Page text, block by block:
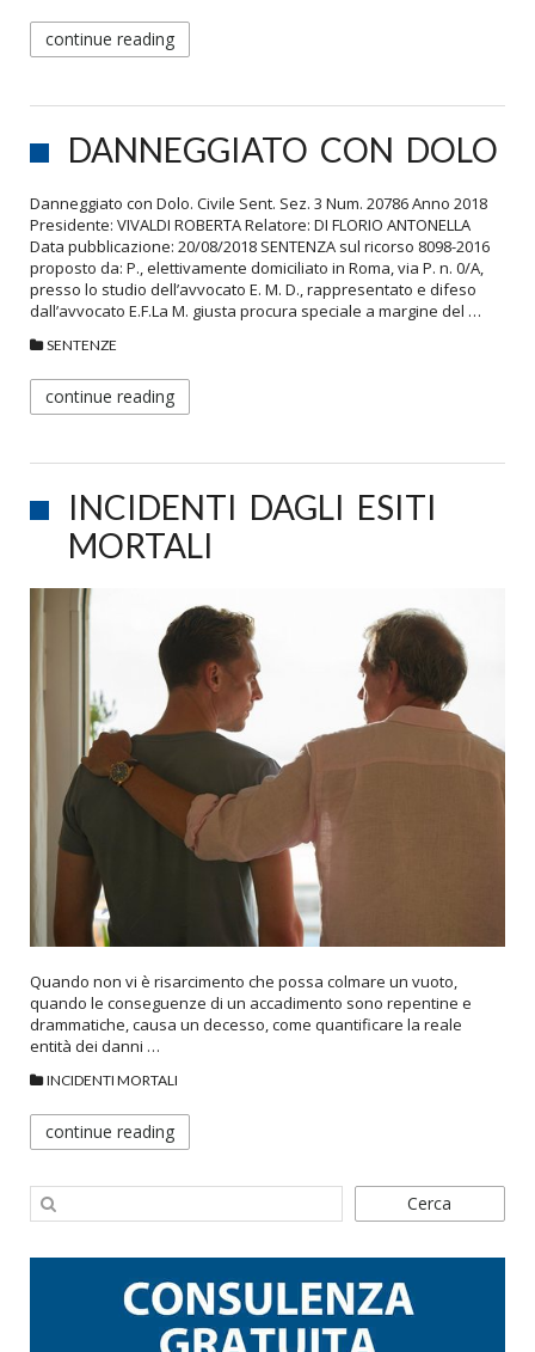
continue reading
DANNEGGIATO CON DOLO
Danneggiato con Dolo. Civile Sent. Sez. 3 Num. 20786 Anno 2018
Presidente: VIVALDI ROBERTA Relatore: DI FLORIO ANTONELLA
Data pubblicazione: 20/08/2018 SENTENZA sul ricorso 8098-2016
proposto da: P., elettivamente domiciliato in Roma, via P. n. 0/A,
presso lo studio dell’avvocato E. M. D., rappresentato e difeso
dall’avvocato E.F.La M. giusta procura speciale a margine del …
SENTENZE
continue reading
INCIDENTI DAGLI ESITI
MORTALI
Quando non vi è risarcimento che possa colmare un vuoto,
quando le conseguenze di un accadimento sono repentine e
drammatiche, causa un decesso, come quantificare la reale
entità dei danni …
INCIDENTI MORTALI
continue reading
Cerca